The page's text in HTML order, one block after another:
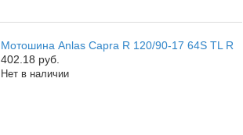
Мотошина Anlas Capra R 120/90-17 64S TL R
402.18 руб.
Нет в наличии